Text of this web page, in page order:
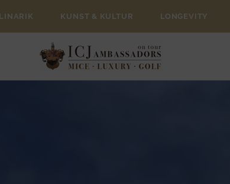
KUNST & KULTUR LONGEVITY